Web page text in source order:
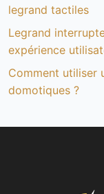
legrand tactiles
Legrand
expérience
Comment utiliser
domotiques ?